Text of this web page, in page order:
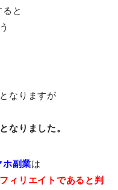
と
なりますが
なりました。
ホ副業は
ィリエイトであると判